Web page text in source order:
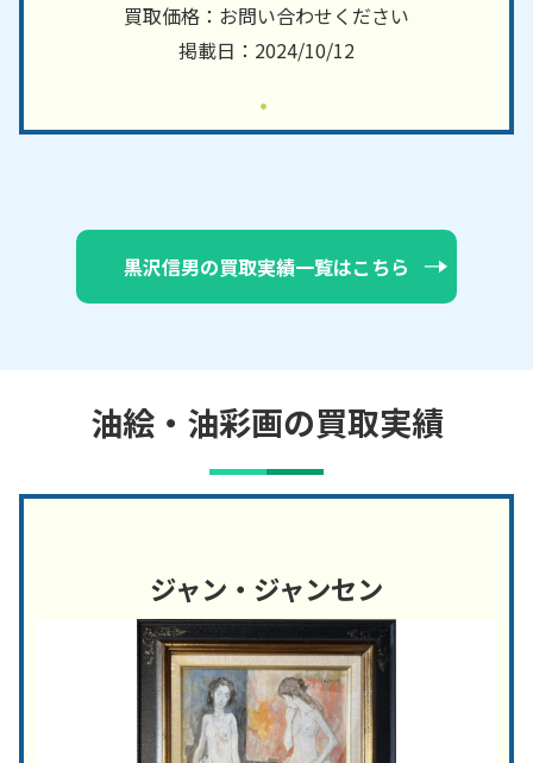
買取価格：お問い合わせください
掲載日：2024/10/12
黒沢信男の買取実績一覧はこちら
油絵・油彩画の買取実績
ジャン・ジャンセン